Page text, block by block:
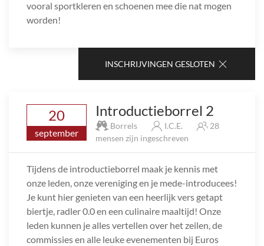
vooral sportkleren en schoenen mee die nat mogen
worden!
INSCHRIJVINGEN GESLOTEN
20
september
Introductieborrel 2
Borrels I.C.E.
28
mensen zijn ingeschreven
Tijdens de introductieborrel maak je kennis met
onze leden, onze vereniging en je mede-introducees!
Je kunt hier genieten van een heerlijk vers getapt
biertje, radler 0.0 en een culinaire maaltijd! Onze
leden kunnen je alles vertellen over het zeilen, de
commissies en alle leuke evenementen bij Euros